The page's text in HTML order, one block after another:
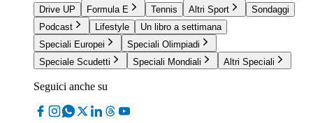
Drive UP
Formula E Tennis Altri Sport
Sondaggi
Podcast
Lifestyle
Un libro a settimana
Speciali Europei
Speciali Olimpiadi
Speciale Scudetti
Speciali Mondiali Altri Speciali
Seguici anche su